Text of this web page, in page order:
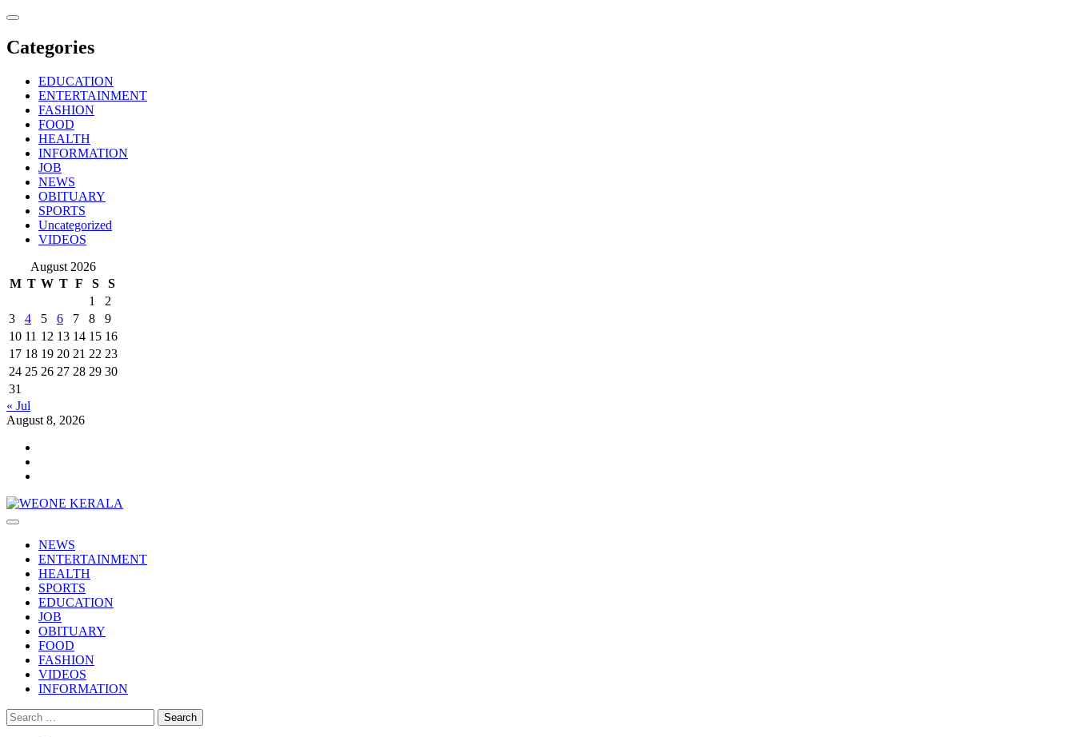
Skip
content
Categories
EDUCATION
ENTERTAINMENT
FASHION
FOOD
HEALTH
INFORMATION
JOB
NEWS
OBITUARY
SPORTS
Uncategorized
VIDEOS
August 2026
M T W T F S
S
1
2
3
4 5 6 7 8
9
10 11 12 13 14 15 16
17 18 19 20 21 22 23
24 25 26 27 28 29 30
31
« Jul
August 8, 2026
Primary
NEWS
ENTERTAINMENT
HEALTH
SPORTS
EDUCATION
JOB
OBITUARY
FOOD
FASHION
VIDEOS
INFORMATION
Search
for: